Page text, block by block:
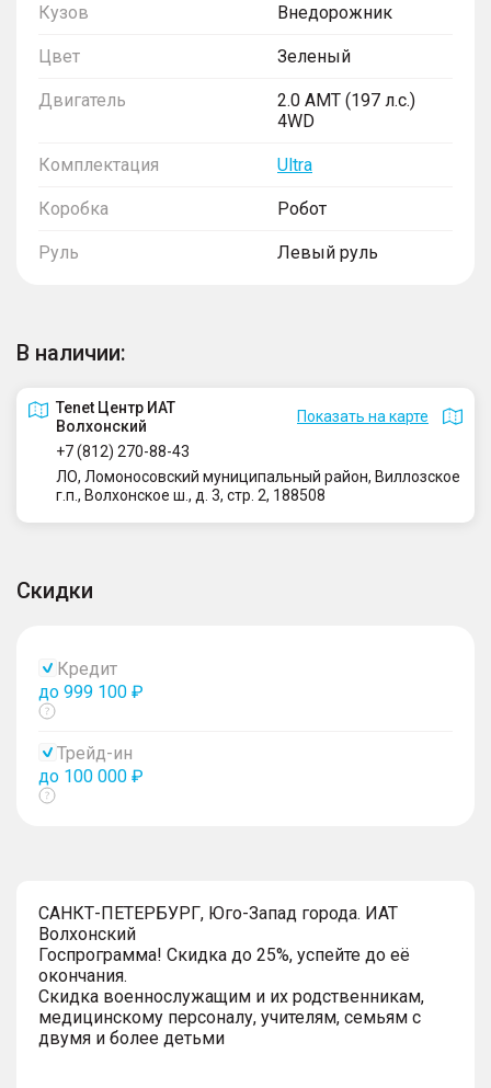
Кузов Внедорожник
Цвет Зеленый
Двигатель
2.0 AMT (197 л.с.)
4WD
Комплектация Ultra
Коробка Робот
Руль Левый руль
В наличии:
Tenet Центр ИАТ
Волхонский
Показать на карте
+7 (812) 270-88-43
ЛО, Ломоносовский муниципальный район, Виллозское
г.п., Волхонское ш., д. 3, стр. 2, 188508
Скидки
Кредит
до 999 100 ₽
Показать
Трейд-ин
до 100 000 ₽
Показать
САНКТ-ПЕТЕРБУРГ, Юго-Запад города. ИАТ
Волхонский
Госпрограмма! Скидка до 25%, успейте до её
окончания.
Скидка военнослужащим и их родственникам,
медицинскому персоналу, учителям, семьям с
двумя и более детьми